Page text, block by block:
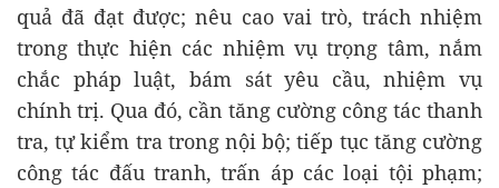
quả đã đạt được; nêu cao vai trò, trách nhiệm
trong thực hiện các nhiệm vụ trọng tâm, nắm
chắc pháp luật, bám sát yêu cầu, nhiệm vụ
chính trị. Qua đó, cần tăng cường công tác thanh
tra, tự kiểm tra trong nội bộ; tiếp tục tăng cường
công tác đấu tranh, trấn áp các loại tội phạm;